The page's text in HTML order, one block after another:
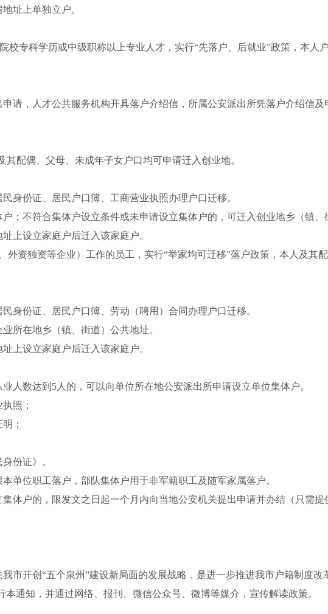
址上单独立户。
校专科学历或中级职称以上专业人才，实行“先落户、后就业”政策，本人
请，人才公共服务机构开具落户介绍信，所属公安派出所凭落户介绍信
其配偶、父母、未成年子女户口均可申请迁入创业地。
身份证、居民户口簿、工商营业执照办理户口迁移。
；不符合集体户设立条件或未申请设立集体户的，可迁入创业地乡（镇、
上设立家庭户后迁入该家庭户。
外资独资等企业）工作的员工，实行“举家均可迁移”落户政策，本人及其
身份证、居民户口簿、劳动（聘用）合同办理户口迁移。
所在地乡（镇、街道）公共地址。
上设立家庭户后迁入该家庭户。
人数达到 5人的，可以向单位所在地公安派出所申请设立单位集体户。
照；
；
份证》。
单位职工落户，部队集体户用于非军籍职工及随军家属落户。
体户的，限发文之日起一个月内向当地公安机关提出申请并办结（只需提
市开创“五个泉州”建设新局面的发展战略，是进一步推进我市户籍制度改
通知，并通过网络、报刊、微信公众号、微博等媒介，宣传解读政策。